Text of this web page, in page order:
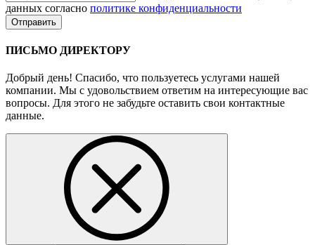
данных согласно политике конфиденциальности
ПИСЬМО ДИРЕКТОРУ
Добрый день! Спасибо, что пользуетесь услугами нашей
компании. Мы с удовольствием ответим на интересующие вас
вопросы. Для этого не забудьте оставить свои контактные
данные.